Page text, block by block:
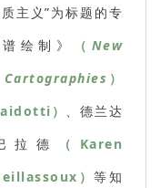
主义”为标题的专
绘制》
（ New
）
） 、德兰达
拉德
（Karen
）等知